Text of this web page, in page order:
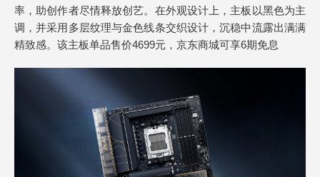
率，助创作者尽情释放创艺。在外观设计上，主板以黑色为主
调，并采用多层纹理与金色线条交织设计，沉稳中流露出满满
精致感。该主板单品售价4699元，京东商城可享6期免息